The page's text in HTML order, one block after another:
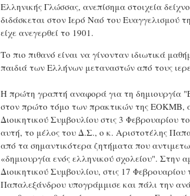
Ελληνικής Γλώσσας, ανεπίσημα στοιχεία
διδάσκεται στον Ιερό Ναό του Ευαγγελισμού
είχε ανεγερθεί το 1901.
Το πιο πιθανό είναι να γίνονταν ιδιωτικά
παιδιά των Ελλήνων μεταναστών από τους
Η πρώτη γραπτή αναφορά για τη δημιουργία
στον πρώτο τόμο των πρακτικών της ΕΟΚΜΒ,
Διοικητικού Συμβουλίου στις 3 Φεβρουαρίου
αυτή, το μέλος του Δ.Σ., ο κ. Αριστοτέλης
από τα σημαντικότερα ζητήματα που
«δημιουργία ενός ελληνικού σχολείου". Στην
Διοικητικού Συμβουλίου, στις 17
Παπαλεξάνδρου υπογράμμισε και πάλι την